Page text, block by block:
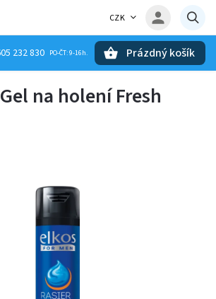
CZK
232 830 Prázdný košík
na holení Fresh